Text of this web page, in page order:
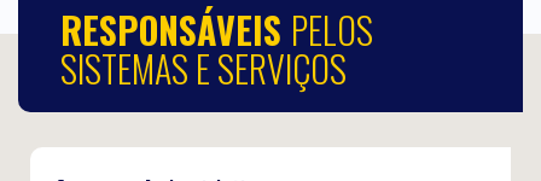
RESPONSÁVEIS PELOS
SISTEMAS E SERVIÇOS